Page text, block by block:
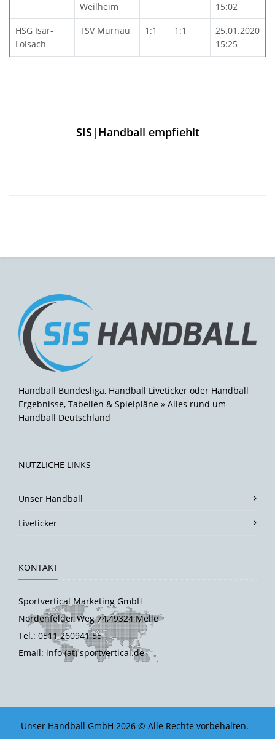
Weilheim
15:02
HSG Isar-
Loisach
TSV Murnau 1:1 1:1
25.01.2020
15:25
SIS|Handball empfiehlt
Handball Bundesliga, Handball Liveticker oder Handball
Ergebnisse, Tabellen & Spielpläne » Alles rund um
Handball Deutschland
NÜTZLICHE LINKS
Unser Handball
Liveticker
KONTAKT
Sportvertical Marketing GmbH
Nordenfelder Weg 74,49324 Melle
Tel.: 0511 260941 55
Email: info (at) sportvertical.de
Unser Handball GmbH 2026 © Alle Rechte vorbehalten.